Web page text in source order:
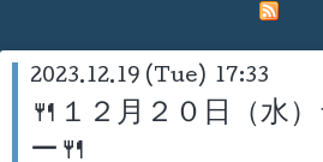
2023.12.19 (Tue) 17:33
🍴１２月２０日（水
ー🍴